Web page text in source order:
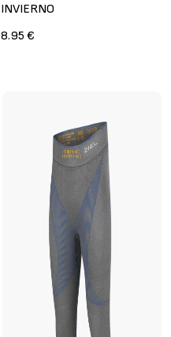
INVIERNO
8.95 €